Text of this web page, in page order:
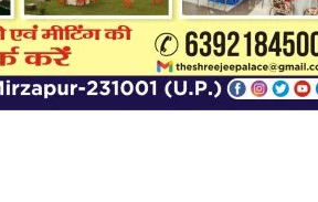
News